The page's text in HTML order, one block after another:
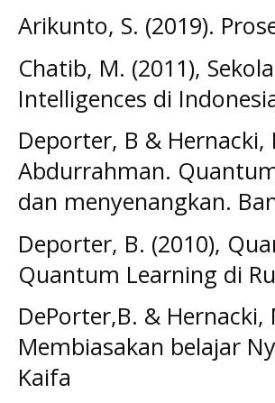
Arikunto, S. (2019).
Chatib, M. (2011),
Intelligences di
Deporter, B & Hernacki,
Abdurrahman.
dan menyenangkan.
Deporter, B. (2010),
Quantum Learning di
DePorter,B. &
Membiasakan belajar
Kaifa